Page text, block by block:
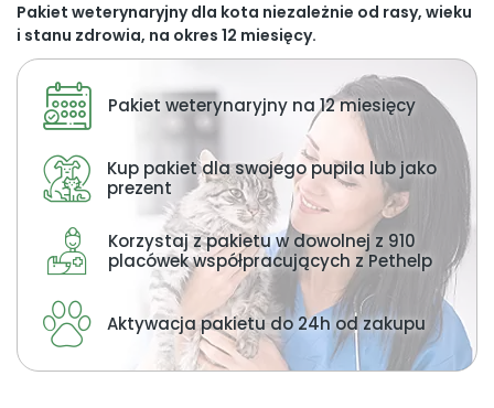
+48 790 277 277
Pakiety weterynaryjne
Ubezpieczenie psa i kota
Benefit dla firm
O nas
Pakiet weterynaryjny dla kota niezależnie od rasy, wieku
i stanu zdrowia, na okres 12 miesięcy.
Pakiet weterynaryjny na 12 miesięcy
Kup pakiet dla swojego pupila lub jako
prezent
Korzystaj z pakietu w dowolnej z 910
placówek współpracujących z Pethelp
Aktywacja pakietu do 24h od zakupu